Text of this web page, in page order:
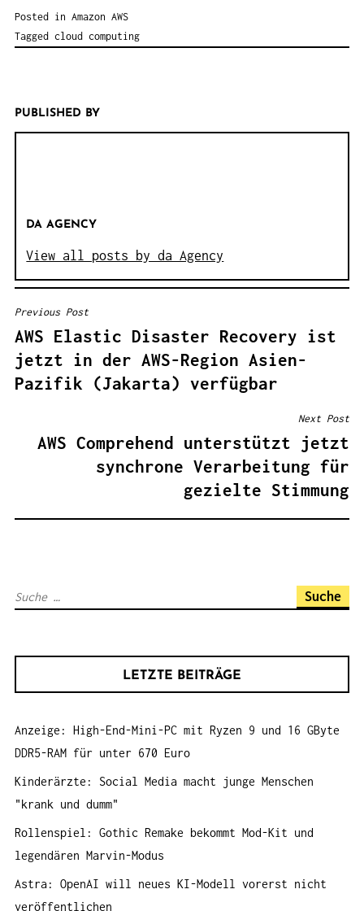
Posted in Amazon AWS
Tagged cloud computing
PUBLISHED BY
DA AGENCY
View all posts by da Agency
B
E
I
T
G
O
Previous Post
AWS Elastic Disaster Recovery ist
jetzt in der AWS-Region Asien-
Pazifik (Jakarta) verfügbar
Next Post
AWS Comprehend unterstützt jetzt
synchrone Verarbeitung für
gezielte Stimmung
S
a
c
h
:
LETZTE BEITRÄGE
Anzeige: High-End-Mini-PC mit Ryzen 9 und 16 GByte
DDR5-RAM für unter 670 Euro
Kinderärzte: Social Media macht junge Menschen
"krank und dumm"
Rollenspiel: Gothic Remake bekommt Mod-Kit und
legendären Marvin-Modus
Astra: OpenAI will neues KI-Modell vorerst nicht
veröffentlichen